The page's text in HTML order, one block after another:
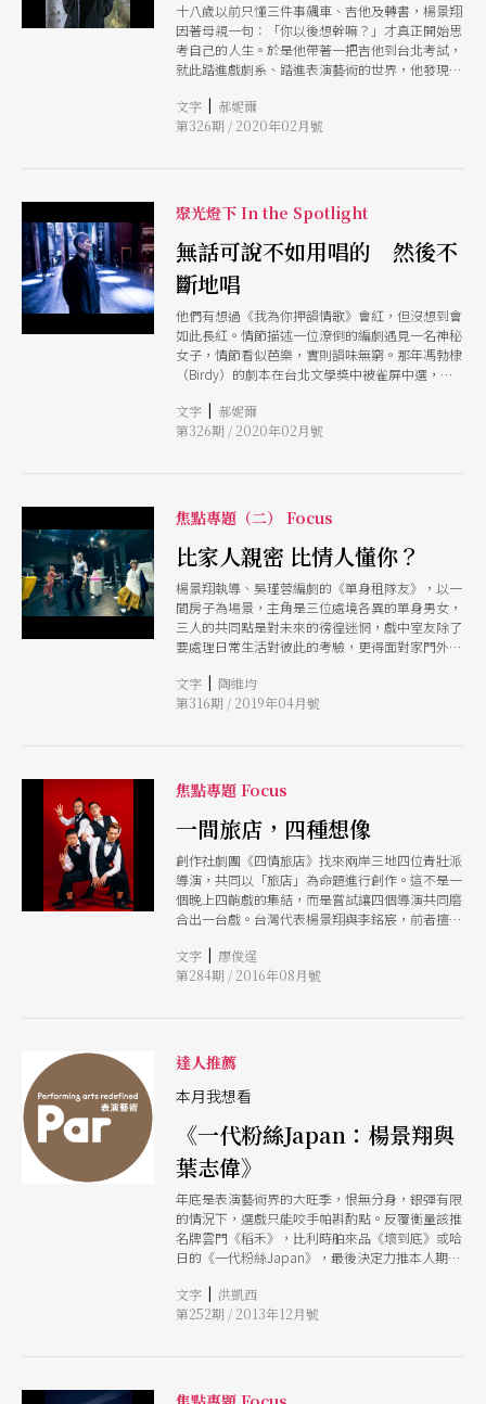
堅毅的視角，歌頌個體與社會體制之間的拉扯的對
抗張力。這樣的設定，很對編劇施如芳的胃口，她
說：「這可能是一個機會讓我可以寫血氣之勇，她
們要闖盪都市、做出像廖添丁那樣的事，那就是一
個天馬行空，一定要用不可思議去創造它，所以她
們一定要夠年輕，好刺激喔！」 《阮是廖添丁》
的創發原點來自楊景翔2019年與兩廳院副總監施馨
立臺灣藝術大學畢業至今，做過了多檔售票演出，
那些生命力充沛的童年民間故事。「我們學西方戲
劇出身，每次說要演經典劇目，大家都會說『莎士
比亞』，但我覺得不對啊，如果要演『經典故
事』，那至少要做廖添丁、《三國演義》、《紅樓
夢》、《竇娥冤》吧！」楊景翔充滿感性，認為：
「現在就像是，在這個時期差不多準備到一個階
段，應該要去尋我的根。」
十八歲以前只懂三件事飆車、吉他及轉書，楊景翔
因著母親一句：「你以後想幹嘛？」才真正開始思
考自己的人生。於是他帶著一把吉他到台北考試，
就此踏進戲劇系、踏進表演藝術的世界，他發現：
最愛的還是導演身分，答案簡單。「台灣的演員忙
到幾乎沒時間看戲，編劇又總是埋著頭不斷寫，好
文字 | 郝妮爾
第326期 / 2020年02月號
聚光燈下 In the Spotlight
無話可說不如用唱的 然後不
斷地唱
他們有想過《我為你押韻情歌》會紅，但沒想到會
如此長紅。情節描述一位潦倒的編劇遇見一名神秘
女子，情節看似芭樂，實則韻味無窮。那年馮勃棣
（Birdy）的劇本在台北文學獎中被雀屏中選，評
初出茅廬的藝術家靠這齣戲打出知名度，叫好叫座
巡演橫跨海內外，寫下台灣小劇場亮眼的成績。
文字 | 郝妮爾
第326期 / 2020年02月號
焦點專題（二） Focus
比家人親密 比情人懂你？
楊景翔執導、吳瑾蓉編劇的《單身租隊友》，以一
間房子為場景，主角是三位處境各異的單身男女，
三人的共同點是對未來的徬徨迷惘，戲中室友除了
要處理日常生活對彼此的考驗，更得面對家門外現
背後，是在處理「世代」特有的焦慮。
文字 | 陶維均
第316期 / 2019年04月號
焦點專題 Focus
一間旅店，四種想像
創作社劇團《四情旅店》找來兩岸三地四位青壯派
導演，共同以「旅店」為命題進行創作。這不是一
個晚上四齣戲的集結，而是嘗試讓四個導演共同磨
合出一台戲。台灣代表楊景翔與李銘宸，前者擅長
員的質地與狀態，香港代表陳恆輝以文學入戲，經
營身體、聲音與意象，中國代表王子川則擅於編作
於創作，關於成長的環境，關於對其他導演的好
奇，關於兩岸三地的劇場風景，他們是怎麼想，怎
麼看的？
文字 | 廖俊逞
第284期 / 2016年08月號
達人推薦
本月我想看
《一代粉絲Japan：楊景翔與
葉志偉》
年底是表演藝術界的大旺季，恨無分身，銀彈有限
的情況下，選戲只能咬手帕斟酌點。反覆衡量該推
名牌雲門《稻禾》，比利時舶來品《壞到底》或哈
日的《一代粉絲Japan》，最後決定力推本人期待
理由相當單純，僅因導演之一的葉志偉是卡通「肥
貓鬥小強」的中文腳本創作者。由於相當欽佩該卡
會種種現象。 楊景翔的作品與風格，從曾看過的
文字 | 洪凱西
第252期 / 2013年12月號